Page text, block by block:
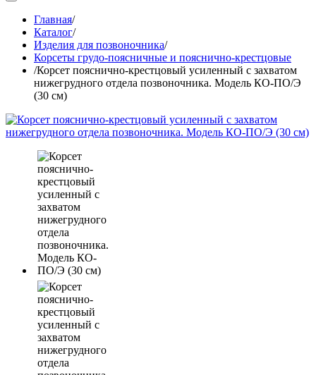
Главная/
Каталог/
Изделия для позвоночника/
Корсеты грудо-поясничные и пояснично-крестцовые
/Корсет пояснично-крестцовый усиленный с захватом
нижегрудного отдела позвоночника. Модель КО-ПО/Э
(30 см)